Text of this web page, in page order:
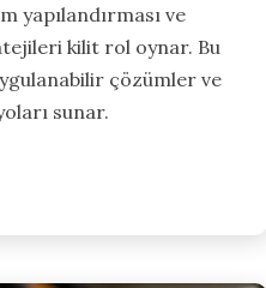
yapılandırması ve
kilit rol oynar. Bu
çözümler ve
sunar.